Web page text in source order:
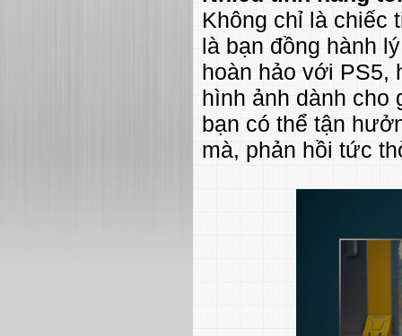
Không chỉ là chiếc
là bạn đồng hành
hoàn hảo với PS5,
hình ảnh dành cho
bạn có thể tận
mà, phản hồi tức